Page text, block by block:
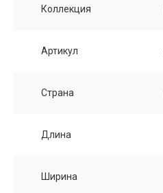
Коллекция
Артикул
Страна
Длина
Ширина